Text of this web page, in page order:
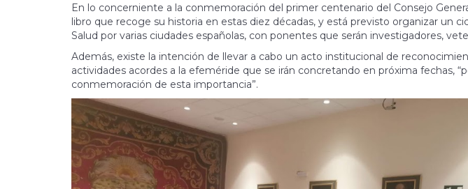
En lo concerniente a la conmemoración del primer centenario del Consejo
libro que recoge su historia en estas diez décadas, y está previsto organizar un
Salud por varias ciudades españolas, con ponentes que serán investigadores,
Además, existe la intención de llevar a cabo un acto institucional de
actividades acordes a la efeméride que se irán concretando en próxima fechas,
conmemoración de esta importancia”.